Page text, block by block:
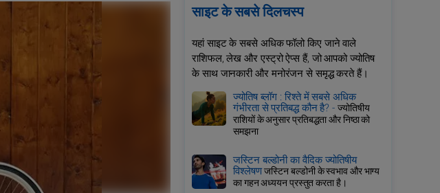
साइट के सबसे दिलचस्प
यहां साइट के सबसे अधिक फॉलो किए जाने वाले
राशिफल, लेख और एस्ट्रो ऐप्स हैं, जो आपको ज्योतिष
के साथ जानकारी और मनोरंजन से समृद्ध करते हैं।
ज्योतिष ब्लॉग : रिश्ते में सबसे अधिक
गंभीरता से प्रतिबद्ध कौन है? -ज्योतिषीय
राशियों के अनुसार प्रतिबद्धता और निष्ठा को
समझना
जस्टिन बल्डोनी का वैदिक ज्योतिषीय
विश्लेषणजस्टिन बल्डोनी के स्वभाव और भाग्य
का गहन अध्ययन प्रस्तुत करता है।